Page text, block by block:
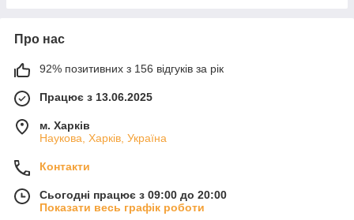
Про нас
92% позитивних з 156 відгуків за рік
Працює з 13.06.2025
м. Харків
Наукова, Харків, Україна
Контакти
Сьогодні працює з 09:00 до 20:00
Показати весь графік роботи